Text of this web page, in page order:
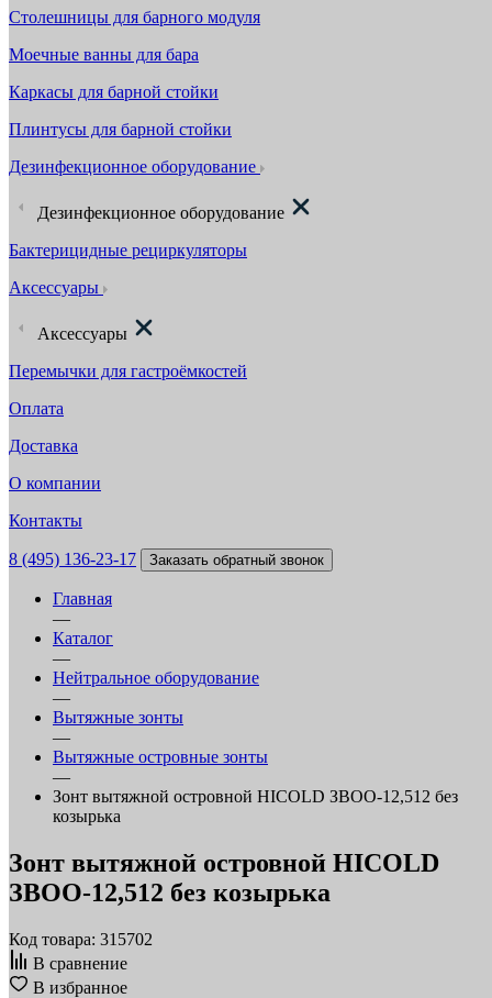
Столешницы для барного модуля
Моечные ванны для бара
Каркасы для барной стойки
Плинтусы для барной стойки
Дезинфекционное оборудование
Дезинфекционное оборудование
Бактерицидные рециркуляторы
Аксессуары
Аксессуары
Перемычки для гастроёмкостей
Оплата
Доставка
О компании
Контакты
8 (495) 136-23-17 Заказать обратный звонок
Главная
—
Каталог
—
Нейтральное оборудование
—
Вытяжные зонты
—
Вытяжные островные зонты
—
Зонт вытяжной островной HICOLD ЗВОО-12,512 без
козырька
Зонт вытяжной островной HICOLD
ЗВОО-12,512 без козырька
Код товара: 315702
В сравнение
В избранное